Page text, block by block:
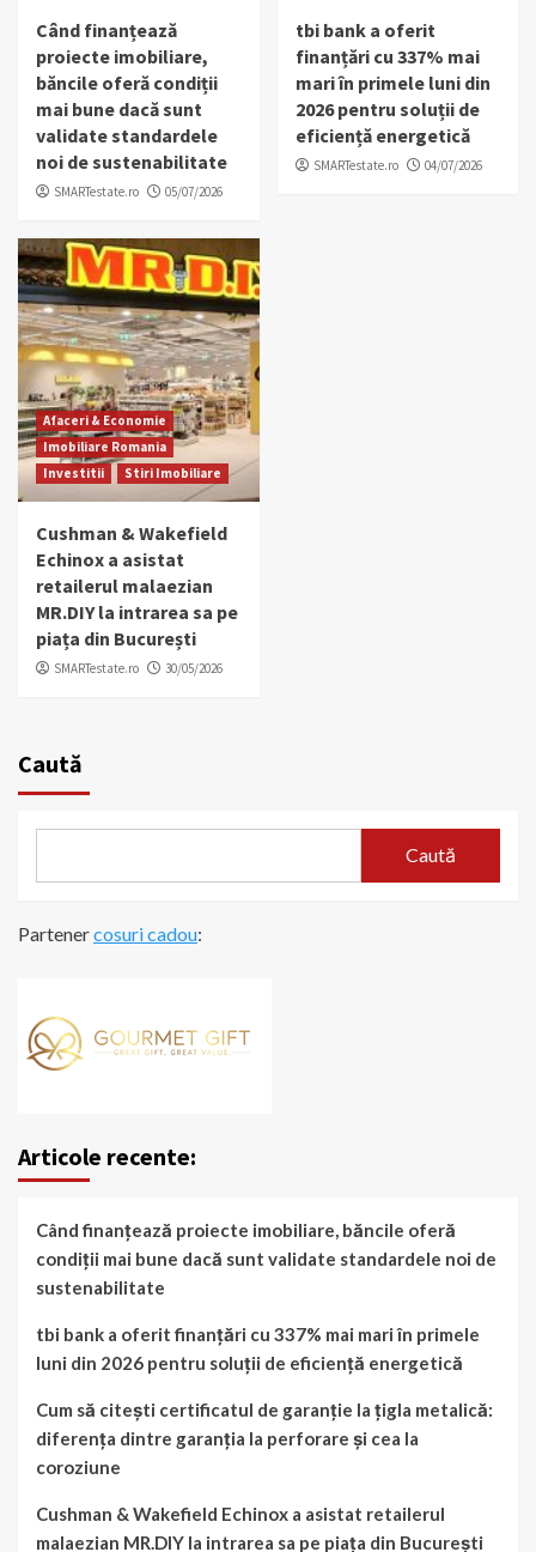
Când finanțează
proiecte imobiliare,
băncile oferă condiții
mai bune dacă sunt
validate standardele
noi de sustenabilitate
SMARTestate.ro 05/07/2026
tbi bank a oferit
finanțări cu 337% mai
mari în primele luni din
2026 pentru soluții de
eficiență energetică
SMARTestate.ro 04/07/2026
Afaceri & Economie
Imobiliare Romania
Investitii
Stiri Imobiliare
Cushman & Wakefield
Echinox a asistat
retailerul malaezian
MR.DIY la intrarea sa pe
piața din București
SMARTestate.ro 30/05/2026
Caută
Caută
Partenercosuri cadou:
Articole recente:
Când finanțează proiecte imobiliare, băncile oferă
condiții mai bune dacă sunt validate standardele noi de
sustenabilitate
tbi bank a oferit finanțări cu 337% mai mari în primele
luni din 2026 pentru soluții de eficiență energetică
Cum să citești certificatul de garanție la țigla metalică:
diferența dintre garanția la perforare și cea la
coroziune
Cushman & Wakefield Echinox a asistat retailerul
malaezian MR.DIY la intrarea sa pe piața din București